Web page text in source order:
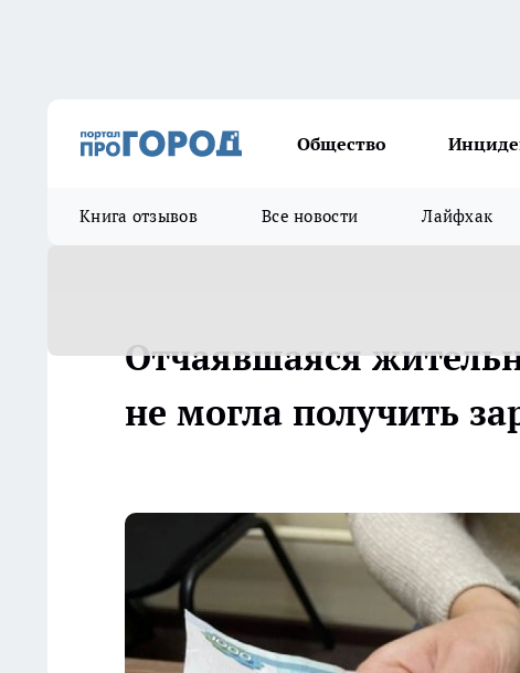
Общество
Книга отзывов Все новости Лайфхак
Отчаявшаяся
не могла получить